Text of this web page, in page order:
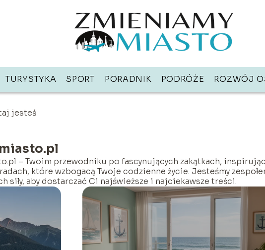
TURYSTYKA SPORT PORADNIK PODRÓŻE ROZWÓJ
jesteś
– Twoim przewodniku po fascynujących zakątkach,
które wzbogacą Twoje codzienne życie. Jesteśmy
siły, aby dostarczać Ci najświeższe i najciekawsze treści.